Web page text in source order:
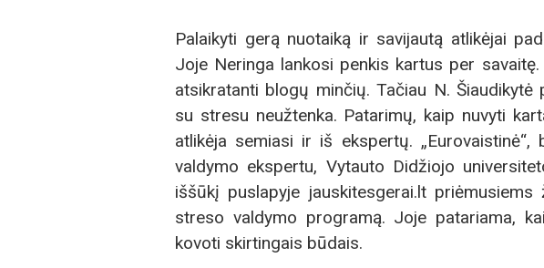
Palaikyti gerą nuotaiką ir savijautą atlikėjai
Joje Neringa lankosi penkis kartus per
atsikratanti blogų minčių. Tačiau N.
su stresu neužtenka. Patarimų, kaip nuvyti
atlikėja semiasi ir iš ekspertų. „Eurovaistinė“,
valdymo ekspertu, Vytauto Didžiojo
iššūkį puslapyje jauskitesgerai.lt
streso valdymo programą. Joje patariama,
kovoti skirtingais būdais.